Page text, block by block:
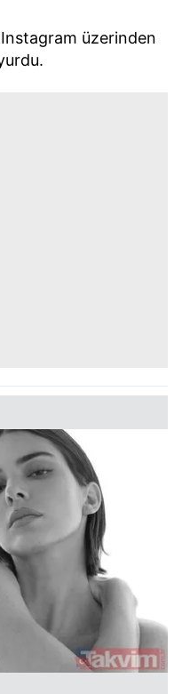
Instagram üzerinden